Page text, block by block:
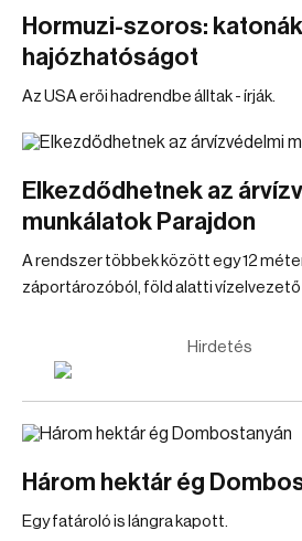
Hormuzi-szoros:
hajózhatóságot
Az USA erői hadrendbe álltak - írják.
Elkezdődhetnek az
munkálatok Parajdon
A rendszer többek között egy 12
záportározóból, föld alatti vízelvezető
Hirdetés
Három hektár ég
Egy fatároló is lángra kapott.